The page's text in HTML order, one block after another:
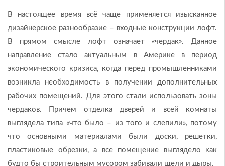
В настоящее время всё чаще применяется изысканное
дизайнерское разнообразие – входные конструкции лофт.
В прямом смысле лофт означает «чердак». Данное
направление стало актуальным в Америке в период
экономического кризиса, когда перед промышленниками
возникла необходимость в получении дополнительных
рабочих помещений. Для этого стали использовать зоны
чердаков. Причем отделка дверей и всей комнаты
выглядела типа «что было – из того и слепили», потому
что основными материалами были доски, решетки,
пластиковые обрезки, а все помещение выглядело как
будто бы строительным мусором забивали щели и дыры.